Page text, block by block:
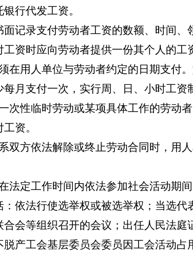
行代发工资。
面记录支付劳动者工资的数额、时间
资时应向劳动者提供一份其个人的工
在用人单位与劳动者约定的日期支付
月支付一次，实行周、日、小时工资
次性临时劳动或某项具体工作的劳动
资。
双方依法解除或终止劳动合同时，用
法定工作时间内依法参加社会活动期
依法行使选举权或被选举权；当选
会等组织召开的会议；出任人民法庭
脱产工会基层委员会委员因工会活动